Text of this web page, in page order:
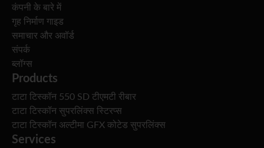
कंपनी के बारे में
गृह निर्माण गाइड
समाचार और अवॉर्ड
संपर्क
ब्लॉग्स
Products
टाटा टिस्कॉन 550 SD टीएमटी रीबार
टाटा टिस्कॉन सुपरलिंक्स स्टिरप्स
टाटा टिस्कॉन अल्टीमा GFX कोटेड सुपरलिंक्स
Services